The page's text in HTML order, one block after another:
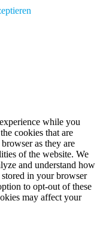
while you
cookies that are
as they are
of the website. We
and understand how
in your browser
to opt-out of these
may affect your